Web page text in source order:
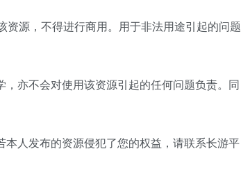
源，不得进行商用。用于非法用途引起的问题
亦不会对使用该资源引起的任何问题负责。同
人发布的资源侵犯了您的权益，请联系长游平